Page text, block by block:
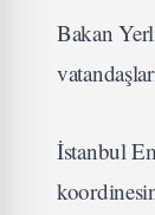
Bakan
İstanbul